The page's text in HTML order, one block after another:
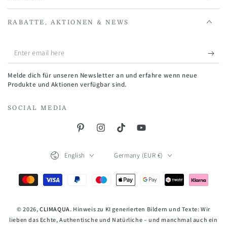
RABATTE, AKTIONEN & NEWS
Enter
email
here
Melde dich für unseren Newsletter an und erfahre wenn neue
Produkte und Aktionen verfügbar sind.
SOCIAL MEDIA
PinterestInstagramTikTokYouTube
© 2026, CLIMAQUA. Hinweis zu KI generierten Bildern und Texte: Wir
lieben das Echte, Authentische und Natürliche – und manchmal auch ein
English Germany (EUR €)
Payment